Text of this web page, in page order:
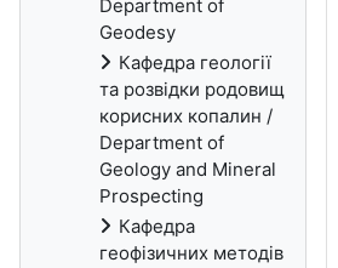
Department of
Geodesy
Кафедра геології
та розвідки родовищ
корисних копалин /
Department of
Geology and Mineral
Prospecting
Кафедра
геофізичних методів